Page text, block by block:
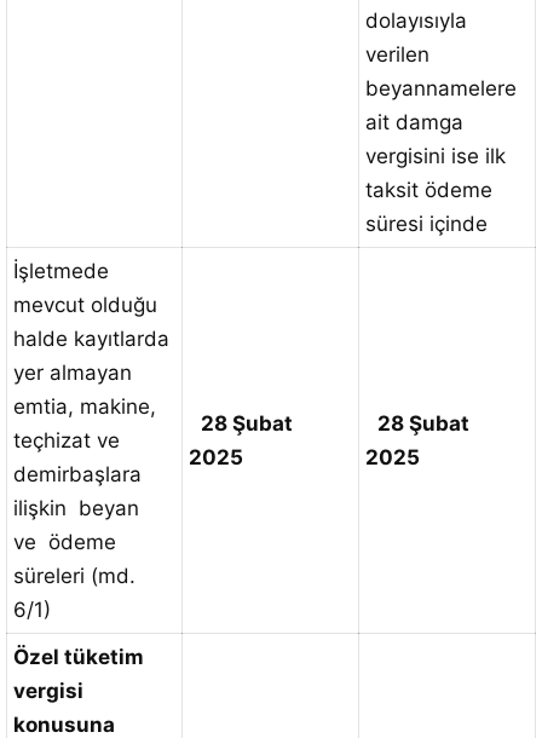
dolayısıyla
verilen
beyannamelere
ait damga
vergisini ise ilk
taksit ödeme
süresi içinde
İşletmede
mevcut olduğu
halde kayıtlarda
yer almayan
emtia, makine,
teçhizat ve
demirbaşlara
ilişkin beyan
ve ödeme
süreleri (md.
6/1)
28 Şubat
2025
28 Şubat
2025
Özel tüketim
vergisi
konusuna